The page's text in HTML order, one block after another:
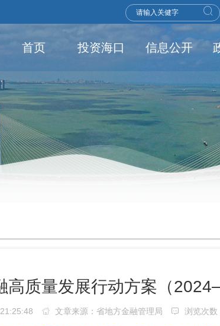
首页 投资海口 信息公开
高质量发展行动方案（
文章来源：省地方金融管理局 浏览次数